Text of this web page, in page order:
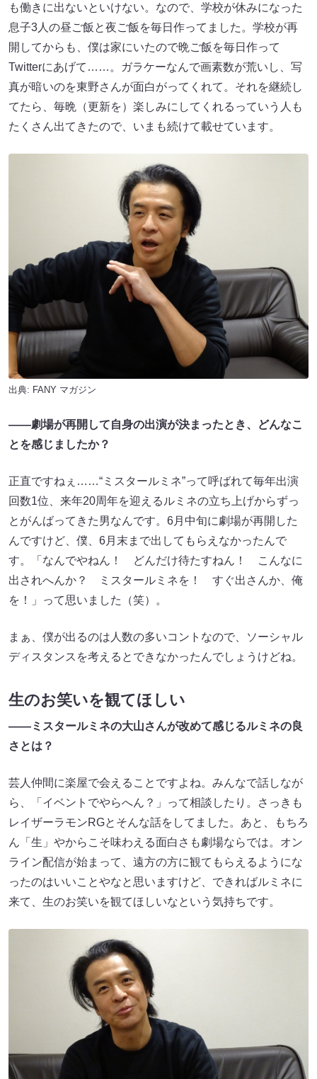
も働きに出ないといけない。なので、学校が休みになった
息子3人の昼ご飯と夜ご飯を毎日作ってました。学校が再
開してからも、僕は家にいたので晩ご飯を毎日作って
Twitterにあげて……。ガラケーなんで画素数が荒いし、写
真が暗いのを東野さんが面白がってくれて。それを継続し
てたら、毎晩（更新を）楽しみにしてくれるっていう人も
たくさん出てきたので、いまも続けて載せています。
出典: FANY マガジン
――劇場が再開して自身の出演が決まったとき、どんなこ
とを感じましたか？
正直ですねぇ……“ミスタールミネ”って呼ばれて毎年出演
回数1位、来年20周年を迎えるルミネの立ち上げからずっ
とがんばってきた男なんです。6月中旬に劇場が再開した
んですけど、僕、6月末まで出してもらえなかったんで
す。「なんでやねん！ どんだけ待たすねん！ こんなに
出されへんか？ ミスタールミネを！ すぐ出さんか、俺
を！」って思いました（笑）。
まぁ、僕が出るのは人数の多いコントなので、ソーシャル
ディスタンスを考えるとできなかったんでしょうけどね。
生のお笑いを観てほしい
――ミスタールミネの大山さんが改めて感じるルミネの良
さとは？
芸人仲間に楽屋で会えることですよね。みんなで話しなが
ら、「イベントでやらへん？」って相談したり。さっきも
レイザーラモンRGとそんな話をしてました。あと、もちろ
ん「生」やからこそ味わえる面白さも劇場ならでは。オン
ライン配信が始まって、遠方の方に観てもらえるようにな
ったのはいいことやなと思いますけど、できればルミネに
来て、生のお笑いを観てほしいなという気持ちです。